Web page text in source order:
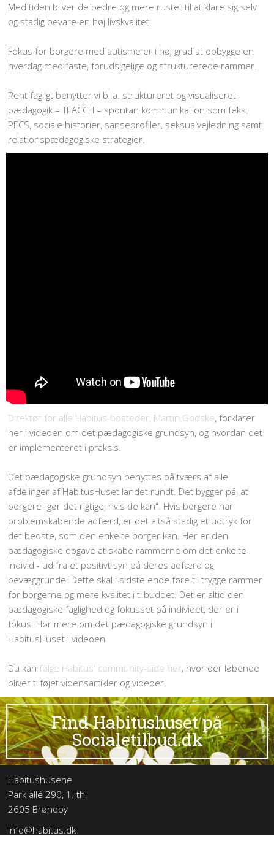
Med tiden bliver de bedre og mere rustet til at klare sig selv
og stadig bevare en høj livskvalitet.
Fokus for borgere med autisme er i høj grad at opbygge en
hverdag med faste, forudsigelige og strukturerede rammer.
Rent fagligt benytter vi bl.a. struktureret og visualiseret
pædagogik – TEACCH – spontan kommunikation som feks.
PECS, sociale historier, sanseprofiler, seksualvejledning samt
relationspædagogiske strategier.
Direktør for alle Habitus-bosteder, Martin Godske, forklarer
her i videoen om det pædagogiske grundsyn, og hvordan det
er implementeret i praksis.
Det pædagogiske grundsyn benyttes på tværs af alle
afdelinger af HabitusHuset landet rundt. Det bygger på, at
borgere "gør det rigtige, hvis de kan". Hvis borgere har
problemskabende adfærd, er det altså stadig et udtryk for
det bedste, som den enkelte borger kan. Her er den
pædagogiske opgave at skabe rammerne om det enkelte
individ - ud fra et positivt syn på deres adfærd og
bevæggrunde. Dette skal i sidste ende føre til trygge rammer
for borgerne og mere kvalitet i tilbuddet. Det er altid den
pædagogiske faglighed og fokusset på individet, der er i
fokus. Hør mere om det pædagogiske grundsyn i
HabitusHuset i videoen.
Du kan følge Habitus' community-side her, hvor der løbende
bliver tilføjet vidensartikler og videoer.
Find Habitushuset på
Socialetilbud.dk
Habitushusene
Park allé 290, 1. th.
2605 Brøndby
info@habitus.dk